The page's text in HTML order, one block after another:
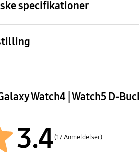
specifikationer
mm
Watch4 | Watch5 D-
3.4(17 Anmeldelser)